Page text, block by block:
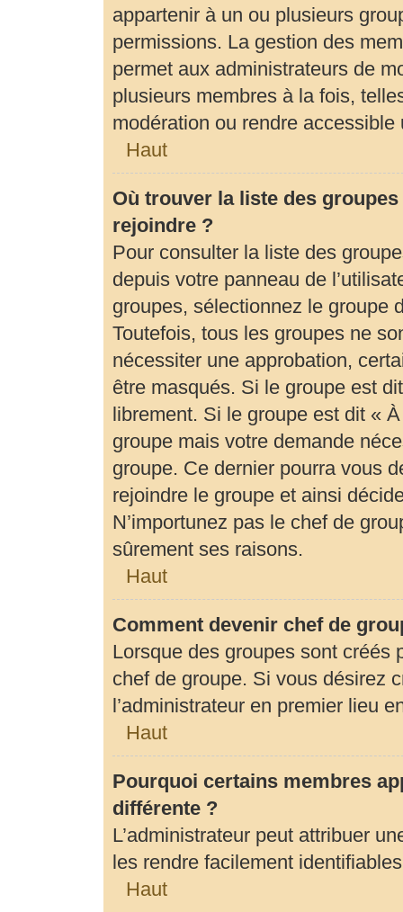
appartenir à un ou plusieurs
permissions. La gestion des
permet aux administrateurs de
plusieurs membres à la fois,
modération ou rendre accessible
Haut
Où trouver la liste des
rejoindre ?
Pour consulter la liste des
depuis votre panneau de
groupes, sélectionnez le groupe
Toutefois, tous les groupes ne
nécessiter une approbation,
être masqués. Si le groupe est
librement. Si le groupe est dit «
groupe mais votre demande
groupe. Ce dernier pourra vous
rejoindre le groupe et ainsi
N’importunez pas le chef de
sûrement ses raisons.
Haut
Comment devenir chef de
Lorsque des groupes sont créés
chef de groupe. Si vous désirez
l’administrateur en premier lieu
Haut
Pourquoi certains membres
différente ?
L’administrateur peut attribuer
les rendre facilement
Haut